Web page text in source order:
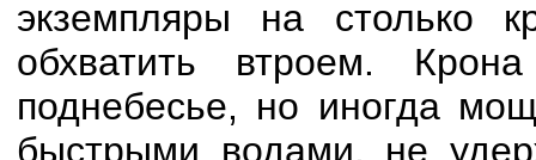
экземпляры на столько
обхватить втроем.
поднебесье, но иногда
быстрыми водами, не